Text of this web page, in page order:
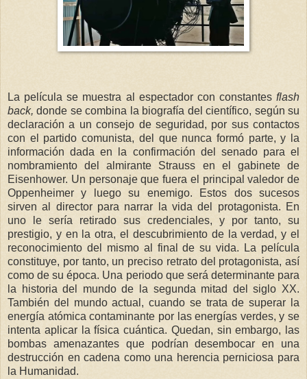
La película se muestra al espectador con constantes flash
back, donde se combina la biografía del científico, según su
declaración a un consejo de seguridad, por sus contactos
con el partido comunista, del que nunca formó parte, y la
información dada en la confirmación del senado para el
nombramiento del almirante Strauss en el gabinete de
Eisenhower. Un personaje que fuera el principal valedor de
Oppenheimer y luego su enemigo. Estos dos sucesos
sirven al director para narrar la vida del protagonista. En
uno le sería retirado sus credenciales, y por tanto, su
prestigio, y en la otra, el descubrimiento de la verdad, y el
reconocimiento del mismo al final de su vida. La película
constituye, por tanto, un preciso retrato del protagonista, así
como de su época. Una periodo que será determinante para
la historia del mundo de la segunda mitad del siglo XX.
También del mundo actual, cuando se trata de superar la
energía atómica contaminante por las energías verdes, y se
intenta aplicar la física cuántica. Quedan, sin embargo, las
bombas amenazantes que podrían desembocar en una
destrucción en cadena como una herencia perniciosa para
la Humanidad.